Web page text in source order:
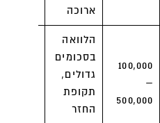
ארוכה
100,000
–
500,000
הלוואה
בסכומים
גדולים,
תקופת
החזר